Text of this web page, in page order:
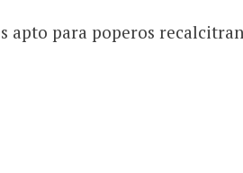
apto para poperos